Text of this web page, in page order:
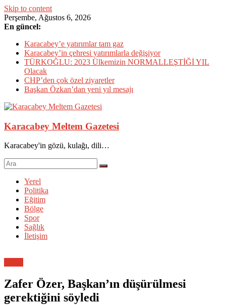
Skip to content
Perşembe, Ağustos 6, 2026
En güncel:
Karacabey’e yatırımlar tam gaz
Karacabey’in çehresi yatırımlarla değişiyor
TÜRKOĞLU: 2023 Ülkemizin NORMALLEŞTİĞİ YIL
Olacak
CHP’den çok özel ziyaretler
Başkan Özkan’dan yeni yıl mesajı
Karacabey Meltem Gazetesi
Karacabey'in gözü, kulağı, dili…
Yerel
Politika
Eğitim
Bölge
Spor
Sağlık
İletişim
Zafer Özer, Başkan’ın düşürülmesi
gerektiğini söyledi